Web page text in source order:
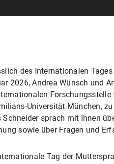
des Internationalen
2026, Andrea Wünsch und
Universität München,
Schneider sprach mit ihnen
sowie über Fragen und
Tag der